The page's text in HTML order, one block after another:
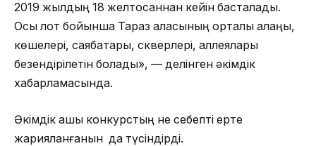
2019 жылдың 18 желтоқсаннан кейін басталады.
Осы лот бойынша Тараз қаласының орталық алаңы,
көшелері, саябақтары, скверлері, аллеялары
безендірілетін болады», — делінген әкімдік
хабарламасында.
Әкімдік ашық конкурстың не себепті ерте
жарияланғанын да түсіндірді.